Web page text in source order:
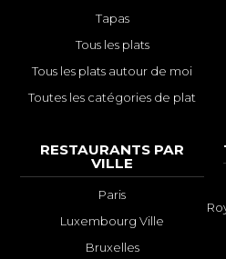
Tapas
Tous les plats
Tous les plats autour de moi
Toutes les catégories de plat
RESTAURANTS PAR
VILLE
Paris
Luxembourg Ville
Bruxelles